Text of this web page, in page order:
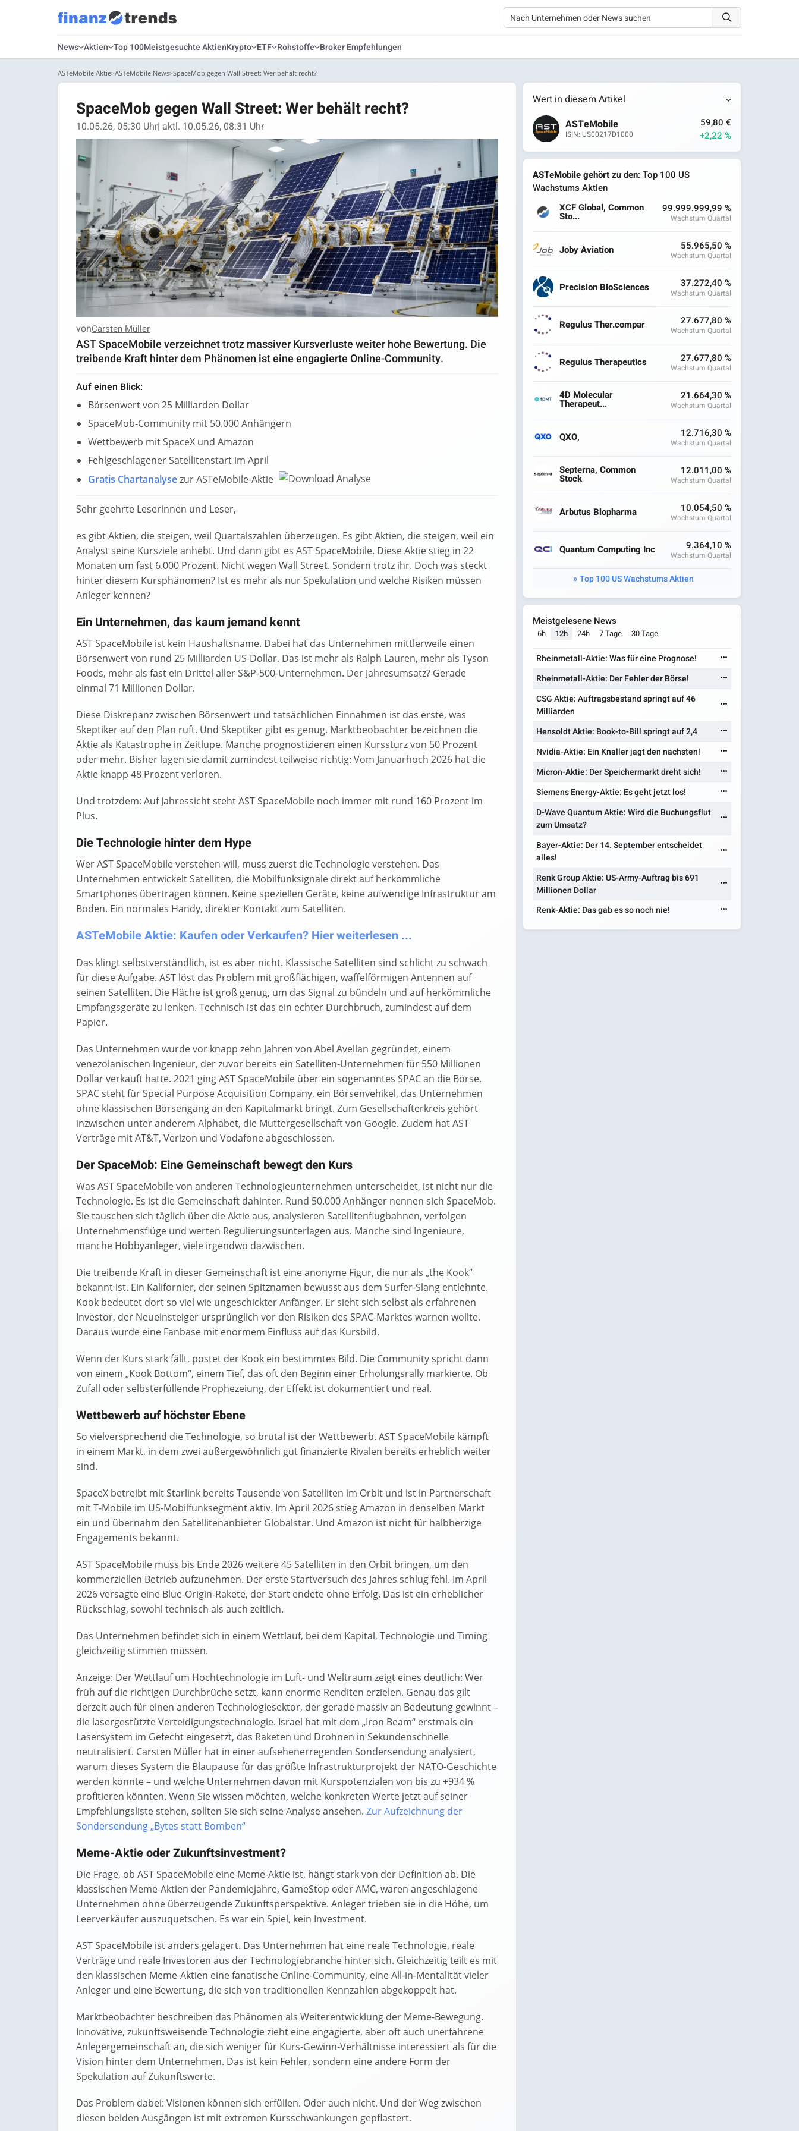
News Aktien Top 100Meistgesuchte AktienKrypto ETF Rohstoffe Broker Empfehlungen
ASTeMobile Aktie ASTeMobile News SpaceMob gegen Wall Street: Wer behält recht?
SpaceMob gegen Wall Street: Wer behält recht?
10.05.26, 05:30 Uhr| aktl. 10.05.26, 08:31 Uhr
vonCarsten Müller
AST SpaceMobile verzeichnet trotz massiver Kursverluste weiter hohe Bewertung. Die
treibende Kraft hinter dem Phänomen ist eine engagierte Online-Community.
Auf einen Blick:
Börsenwert von 25 Milliarden Dollar
SpaceMob-Community mit 50.000 Anhängern
Wettbewerb mit SpaceX und Amazon
Fehlgeschlagener Satellitenstart im April
Gratis Chartanalysezur ASTeMobile-Aktie
Sehr geehrte Leserinnen und Leser,
es gibt Aktien, die steigen, weil Quartalszahlen überzeugen. Es gibt Aktien, die steigen, weil ein
Analyst seine Kursziele anhebt. Und dann gibt es AST SpaceMobile. Diese Aktie stieg in 22
Monaten um fast 6.000 Prozent. Nicht wegen Wall Street. Sondern trotz ihr. Doch was steckt
hinter diesem Kursphänomen? Ist es mehr als nur Spekulation und welche Risiken müssen
Anleger kennen?
Ein Unternehmen, das kaum jemand kennt
AST SpaceMobile ist kein Haushaltsname. Dabei hat das Unternehmen mittlerweile einen
Börsenwert von rund 25 Milliarden US-Dollar. Das ist mehr als Ralph Lauren, mehr als Tyson
Foods, mehr als fast ein Drittel aller S&P-500-Unternehmen. Der Jahresumsatz? Gerade
einmal 71 Millionen Dollar.
Diese Diskrepanz zwischen Börsenwert und tatsächlichen Einnahmen ist das erste, was
Skeptiker auf den Plan ruft. Und Skeptiker gibt es genug. Marktbeobachter bezeichnen die
Aktie als Katastrophe in Zeitlupe. Manche prognostizieren einen Kurssturz von 50 Prozent
oder mehr. Bisher lagen sie damit zumindest teilweise richtig: Vom Januarhoch 2026 hat die
Aktie knapp 48 Prozent verloren.
Und trotzdem: Auf Jahressicht steht AST SpaceMobile noch immer mit rund 160 Prozent im
Plus.
Die Technologie hinter dem Hype
Wer AST SpaceMobile verstehen will, muss zuerst die Technologie verstehen. Das
Unternehmen entwickelt Satelliten, die Mobilfunksignale direkt auf herkömmliche
Smartphones übertragen können. Keine speziellen Geräte, keine aufwendige Infrastruktur am
Boden. Ein normales Handy, direkter Kontakt zum Satelliten.
ASTeMobile Aktie: Kaufen oder Verkaufen? Hier weiterlesen ...
Das klingt selbstverständlich, ist es aber nicht. Klassische Satelliten sind schlicht zu schwach
für diese Aufgabe. AST löst das Problem mit großflächigen, waffelförmigen Antennen auf
seinen Satelliten. Die Fläche ist groß genug, um das Signal zu bündeln und auf herkömmliche
Empfangsgeräte zu lenken. Technisch ist das ein echter Durchbruch, zumindest auf dem
Papier.
Das Unternehmen wurde vor knapp zehn Jahren von Abel Avellan gegründet, einem
venezolanischen Ingenieur, der zuvor bereits ein Satelliten-Unternehmen für 550 Millionen
Dollar verkauft hatte. 2021 ging AST SpaceMobile über ein sogenanntes SPAC an die Börse.
SPAC steht für Special Purpose Acquisition Company, ein Börsenvehikel, das Unternehmen
ohne klassischen Börsengang an den Kapitalmarkt bringt. Zum Gesellschafterkreis gehört
inzwischen unter anderem Alphabet, die Muttergesellschaft von Google. Zudem hat AST
Verträge mit AT&T, Verizon und Vodafone abgeschlossen.
Der SpaceMob: Eine Gemeinschaft bewegt den Kurs
Was AST SpaceMobile von anderen Technologieunternehmen unterscheidet, ist nicht nur die
Technologie. Es ist die Gemeinschaft dahinter. Rund 50.000 Anhänger nennen sich SpaceMob.
Sie tauschen sich täglich über die Aktie aus, analysieren Satellitenflugbahnen, verfolgen
Unternehmensflüge und werten Regulierungsunterlagen aus. Manche sind Ingenieure,
manche Hobbyanleger, viele irgendwo dazwischen.
Die treibende Kraft in dieser Gemeinschaft ist eine anonyme Figur, die nur als „the Kook“
bekannt ist. Ein Kalifornier, der seinen Spitznamen bewusst aus dem Surfer-Slang entlehnte.
Kook bedeutet dort so viel wie ungeschickter Anfänger. Er sieht sich selbst als erfahrenen
Investor, der Neueinsteiger ursprünglich vor den Risiken des SPAC-Marktes warnen wollte.
Daraus wurde eine Fanbase mit enormem Einfluss auf das Kursbild.
Wenn der Kurs stark fällt, postet der Kook ein bestimmtes Bild. Die Community spricht dann
von einem „Kook Bottom“, einem Tief, das oft den Beginn einer Erholungsrally markierte. Ob
Zufall oder selbsterfüllende Prophezeiung, der Effekt ist dokumentiert und real.
Wettbewerb auf höchster Ebene
So vielversprechend die Technologie, so brutal ist der Wettbewerb. AST SpaceMobile kämpft
in einem Markt, in dem zwei außergewöhnlich gut finanzierte Rivalen bereits erheblich weiter
sind.
SpaceX betreibt mit Starlink bereits Tausende von Satelliten im Orbit und ist in Partnerschaft
mit T-Mobile im US-Mobilfunksegment aktiv. Im April 2026 stieg Amazon in denselben Markt
ein und übernahm den Satellitenanbieter Globalstar. Und Amazon ist nicht für halbherzige
Engagements bekannt.
AST SpaceMobile muss bis Ende 2026 weitere 45 Satelliten in den Orbit bringen, um den
kommerziellen Betrieb aufzunehmen. Der erste Startversuch des Jahres schlug fehl. Im April
2026 versagte eine Blue-Origin-Rakete, der Start endete ohne Erfolg. Das ist ein erheblicher
Rückschlag, sowohl technisch als auch zeitlich.
Das Unternehmen befindet sich in einem Wettlauf, bei dem Kapital, Technologie und Timing
gleichzeitig stimmen müssen.
Anzeige: Der Wettlauf um Hochtechnologie im Luft- und Weltraum zeigt eines deutlich: Wer
früh auf die richtigen Durchbrüche setzt, kann enorme Renditen erzielen. Genau das gilt
derzeit auch für einen anderen Technologiesektor, der gerade massiv an Bedeutung gewinnt –
die lasergestützte Verteidigungstechnologie. Israel hat mit dem „Iron Beam“ erstmals ein
Lasersystem im Gefecht eingesetzt, das Raketen und Drohnen in Sekundenschnelle
neutralisiert. Carsten Müller hat in einer aufsehenerregenden Sondersendung analysiert,
warum dieses System die Blaupause für das größte Infrastrukturprojekt der NATO-Geschichte
werden könnte – und welche Unternehmen davon mit Kurspotenzialen von bis zu +934 %
profitieren könnten. Wenn Sie wissen möchten, welche konkreten Werte jetzt auf seiner
Empfehlungsliste stehen, sollten Sie sich seine Analyse ansehen. Zur Aufzeichnung der
Sondersendung „Bytes statt Bomben“
Meme-Aktie oder Zukunftsinvestment?
Die Frage, ob AST SpaceMobile eine Meme-Aktie ist, hängt stark von der Definition ab. Die
klassischen Meme-Aktien der Pandemiejahre, GameStop oder AMC, waren angeschlagene
Unternehmen ohne überzeugende Zukunftsperspektive. Anleger trieben sie in die Höhe, um
Leerverkäufer auszuquetschen. Es war ein Spiel, kein Investment.
AST SpaceMobile ist anders gelagert. Das Unternehmen hat eine reale Technologie, reale
Verträge und reale Investoren aus der Technologiebranche hinter sich. Gleichzeitig teilt es mit
den klassischen Meme-Aktien eine fanatische Online-Community, eine All-in-Mentalität vieler
Anleger und eine Bewertung, die sich von traditionellen Kennzahlen abgekoppelt hat.
Marktbeobachter beschreiben das Phänomen als Weiterentwicklung der Meme-Bewegung.
Innovative, zukunftsweisende Technologie zieht eine engagierte, aber oft auch unerfahrene
Anlegergemeinschaft an, die sich weniger für Kurs-Gewinn-Verhältnisse interessiert als für die
Vision hinter dem Unternehmen. Das ist kein Fehler, sondern eine andere Form der
Spekulation auf Zukunftswerte.
Das Problem dabei: Visionen können sich erfüllen. Oder auch nicht. Und der Weg zwischen
diesen beiden Ausgängen ist mit extremen Kursschwankungen gepflastert.
Wert in diesem Artikel
ASTeMobile
ISIN: US00217D1000
59,80 €
+2,22 %
ASTeMobile gehört zu den: Top 100 US
Wachstums Aktien
XCF Global, Common
Sto...
99.999.999,99 %
Wachstum Quartal
Joby Aviation 55.965,50 %
Wachstum Quartal
Precision BioSciences 37.272,40 %
Wachstum Quartal
Regulus Ther.compar 27.677,80 %
Wachstum Quartal
Regulus Therapeutics 27.677,80 %
Wachstum Quartal
4D Molecular
Therapeut...
21.664,30 %
Wachstum Quartal
QXO, 12.716,30 %
Wachstum Quartal
Septerna, Common
Stock
12.011,00 %
Wachstum Quartal
Arbutus Biopharma 10.054,50 %
Wachstum Quartal
Quantum Computing Inc 9.364,10 %
Wachstum Quartal
Top 100 US Wachstums Aktien
Meistgelesene News
6h 12h 24h 7 Tage 30 Tage
Rheinmetall-Aktie: Was für eine Prognose!
Rheinmetall-Aktie: Der Fehler der Börse!
CSG Aktie: Auftragsbestand springt auf 46
Milliarden
Hensoldt Aktie: Book-to-Bill springt auf 2,4
Nvidia-Aktie: Ein Knaller jagt den nächsten!
Micron-Aktie: Der Speichermarkt dreht sich!
Siemens Energy-Aktie: Es geht jetzt los!
D-Wave Quantum Aktie: Wird die Buchungsflut
zum Umsatz?
Bayer-Aktie: Der 14. September entscheidet
alles!
Renk Group Aktie: US-Army-Auftrag bis 691
Millionen Dollar
Renk-Aktie: Das gab es so noch nie!